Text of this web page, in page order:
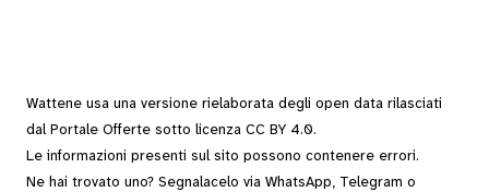
Wattene usa una versione rielaborata degli open data rilasciati
dal Portale Offerte sotto licenza CC BY 4.0.
Le informazioni presenti sul sito possono contenere errori.
Ne hai trovato uno? Segnalacelo via WhatsApp, Telegram o